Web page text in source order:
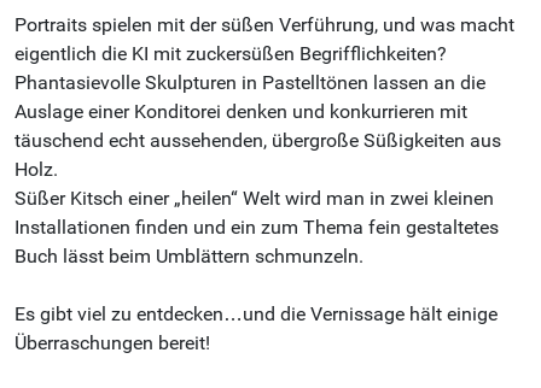
Portraits spielen mit der süßen Verführung, und was macht
eigentlich die KI mit zuckersüßen Begrifflichkeiten?
Phantasievolle Skulpturen in Pastelltönen lassen an die
Auslage einer Konditorei denken und konkurrieren mit
täuschend echt aussehenden, übergroße Süßigkeiten aus
Holz.
Süßer Kitsch einer „heilen“ Welt wird man in zwei kleinen
Installationen finden und ein zum Thema fein gestaltetes
Buch lässt beim Umblättern schmunzeln.
Es gibt viel zu entdecken…und die Vernissage hält einige
Überraschungen bereit!